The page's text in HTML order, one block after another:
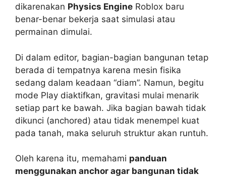
dikarenakan Physics Engine Roblox baru
benar-benar bekerja saat simulasi atau
permainan dimulai.
Di dalam editor, bagian-bagian bangunan tetap
berada di tempatnya karena mesin fisika
sedang dalam keadaan “diam”. Namun, begitu
mode Play diaktifkan, gravitasi mulai menarik
setiap part ke bawah. Jika bagian bawah tidak
dikunci (anchored) atau tidak menempel kuat
pada tanah, maka seluruh struktur akan runtuh.
Oleh karena itu, memahami panduan
menggunakan anchor agar bangunan tidak